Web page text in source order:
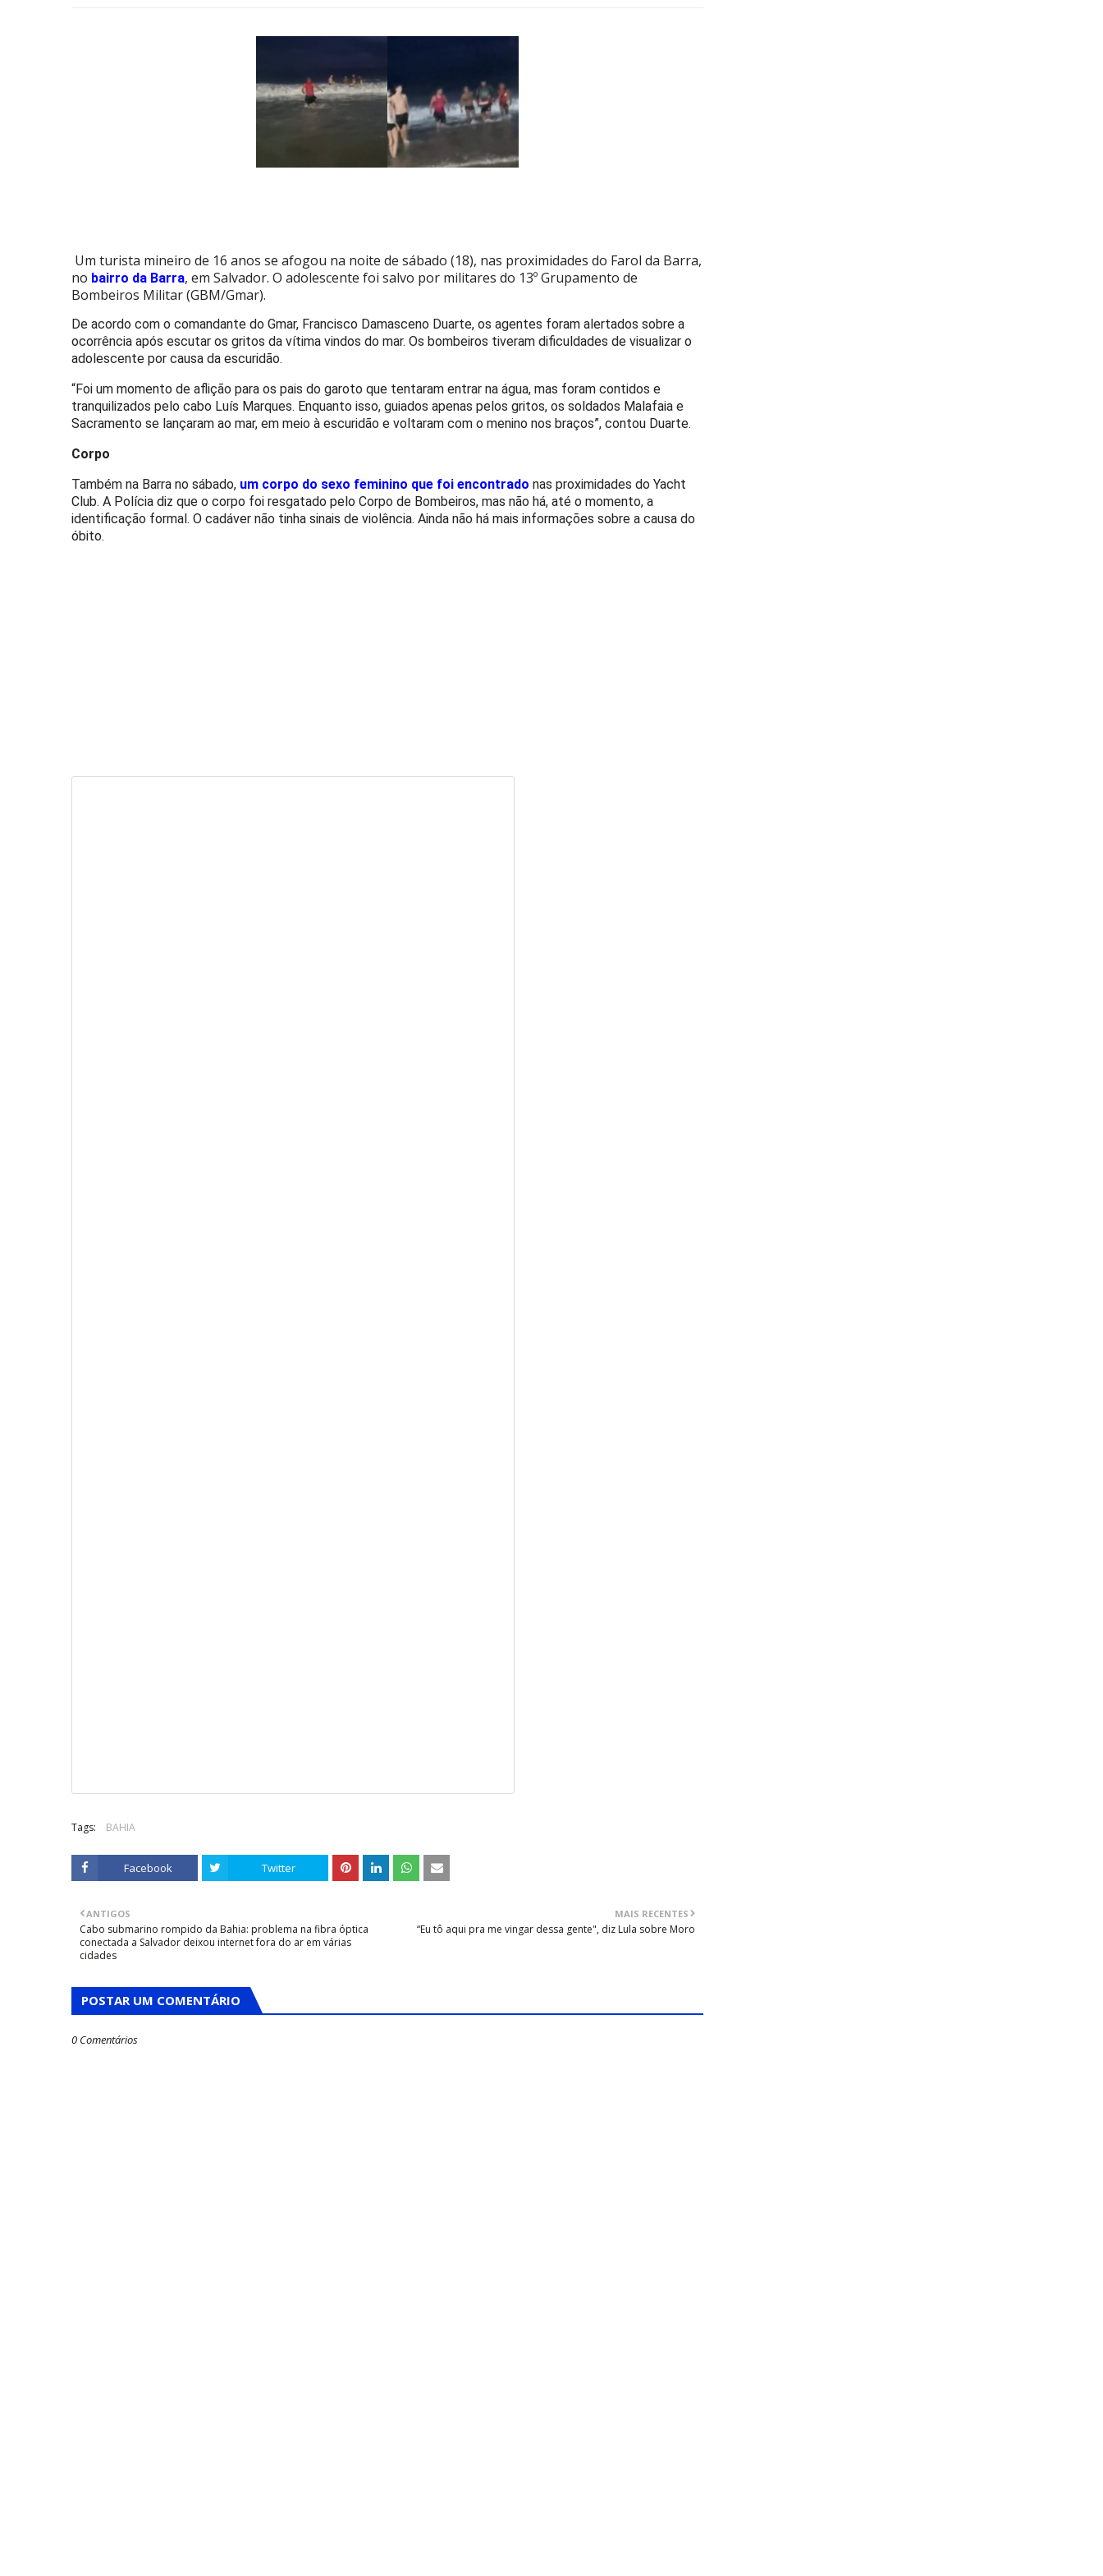
Um turista mineiro de 16 anos se afogou na noite de sábado (18), nas proximidades do Farol da Barra,
no bairro da Barra, em Salvador. O adolescente foi salvo por militares do 13º Grupamento de
Bombeiros Militar (GBM/Gmar).
De acordo com o comandante do Gmar, Francisco Damasceno Duarte, os agentes foram alertados sobre a
ocorrência após escutar os gritos da vítima vindos do mar. Os bombeiros tiveram dificuldades de visualizar o
adolescente por causa da escuridão.
“Foi um momento de aflição para os pais do garoto que tentaram entrar na água, mas foram contidos e
tranquilizados pelo cabo Luís Marques. Enquanto isso, guiados apenas pelos gritos, os soldados Malafaia e
Sacramento se lançaram ao mar, em meio à escuridão e voltaram com o menino nos braços”, contou Duarte.
Corpo
Também na Barra no sábado, um corpo do sexo feminino que foi encontrado nas proximidades do Yacht
Club. A Polícia diz que o corpo foi resgatado pelo Corpo de Bombeiros, mas não há, até o momento, a
identificação formal. O cadáver não tinha sinais de violência. Ainda não há mais informações sobre a causa do
óbito.
Tags: BAHIA
Facebook Twitter
MAIS RECENTES
“Eu tô aqui pra me vingar dessa gente", diz Lula sobre Moro
ANTIGOS
Cabo submarino rompido da Bahia: problema na fibra óptica
conectada a Salvador deixou internet fora do ar em várias
cidades
POSTAR UM COMENTÁRIO
0 Comentários